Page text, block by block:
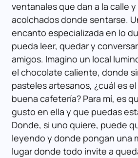
ventanales que dan a la calle
acolchados donde sentarse.
encanto especializada en lo
pueda leer, quedar y
amigos. Imagino un local
el chocolate caliente, donde
pasteles artesanos, ¿cuál es
buena cafetería? Para mí, es
gusto en ella y que puedas
Donde, si uno quiere, puede
leyendo y donde pongan una
lugar donde todo invite a